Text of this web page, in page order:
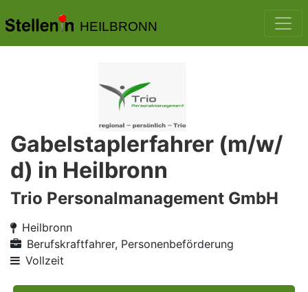
HEILBRONN
Gabelstaplerfahrer (m/w/
d) in Heilbronn
Trio Personalmanagement GmbH
Heilbronn
Berufskraftfahrer, Personenbeförderung
Vollzeit